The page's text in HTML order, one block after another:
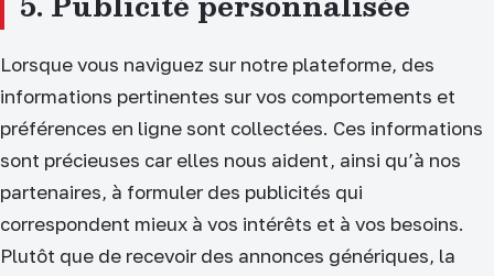
Lorsque vous naviguez sur notre plateforme, des
informations pertinentes sur vos comportements et
préférences en ligne sont collectées. Ces informations
sont précieuses car elles nous aident, ainsi qu’à nos
partenaires, à formuler des publicités qui
correspondent mieux à vos intérêts et à vos besoins.
Plutôt que de recevoir des annonces génériques, la